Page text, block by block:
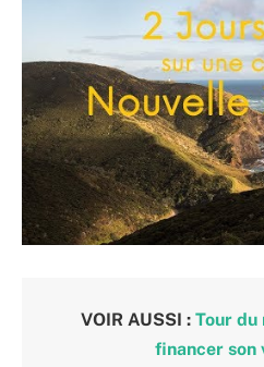
VOIR AUSSI : Tour du
financer son